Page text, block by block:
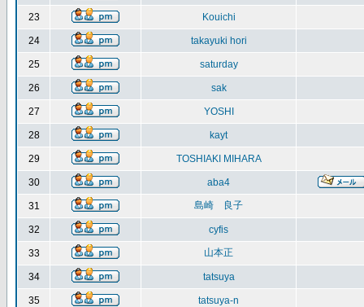
23 Kouichi
24 takayuki hori
25 saturday
26 sak
27 YOSHI
28 kayt
29 TOSHIAKI MIHARA
30 aba4
31 島崎 良子
32 cyfis
33 山本正
34 tatsuya
35 tatsuya-n